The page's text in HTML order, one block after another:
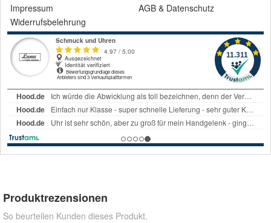
Impressum
AGB & Datenschutz
Widerrufsbelehrung
Produktrezensionen
So beurteilen Kunden dieses Produkt.